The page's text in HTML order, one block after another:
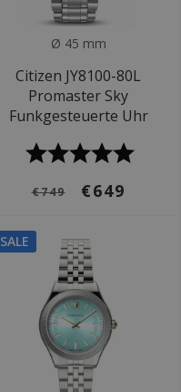
Ø 45 mm
Citizen JY8100-80L
Promaster Sky
Funkgesteuerte Uhr
€749 €649
SALE